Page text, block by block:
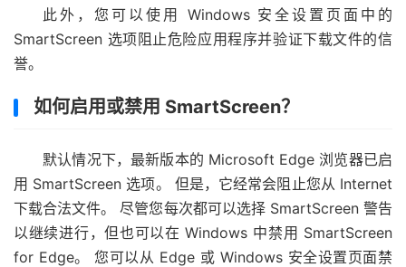
此外，您可以使用 Windows 安全设置页面中的
SmartScreen 选项阻止危险应用程序并验证下载文件的信
誉。
如何启用或禁用 SmartScreen？
默认情况下，最新版本的 Microsoft Edge 浏览器已启
用 SmartScreen 选项。 但是，它经常会阻止您从 Internet
下载合法文件。 尽管您每次都可以选择 SmartScreen 警告
以继续进行，但也可以在 Windows 中禁用 SmartScreen
for Edge。 您可以从 Edge 或 Windows 安全设置页面禁